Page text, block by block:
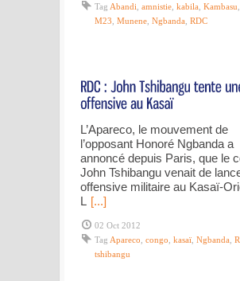
Tag Abandi amnistie kabila Kambasu
M23 Munene Ngbanda RDC
L’Apareco, le mouvement de
l’opposant Honoré Ngbanda a
annoncé depuis Paris, que le
John Tshibangu venait de
offensive militaire au Kasaï-
L [...]
02 Oct 2012
Tag Apareco congo kasaï Ngbanda
tshibangu